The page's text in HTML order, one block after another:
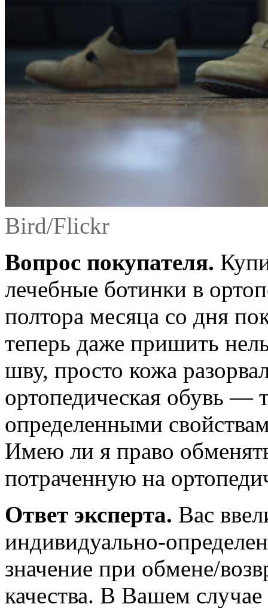
Bird/Flickr
Вопрос покупателя.
лечебные ботинки в
полтора месяца со дня
теперь даже пришить
шву, просто кожа
ортопедическая обувь —
определенными
Имею ли я право
потраченную на
Ответ эксперта. Вас
индивидуально-
значение при обмене/
качества. В Вашем